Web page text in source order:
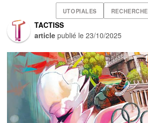
UTOPIALES RECHERCHE
TACTISS
article publié le23/10/2025